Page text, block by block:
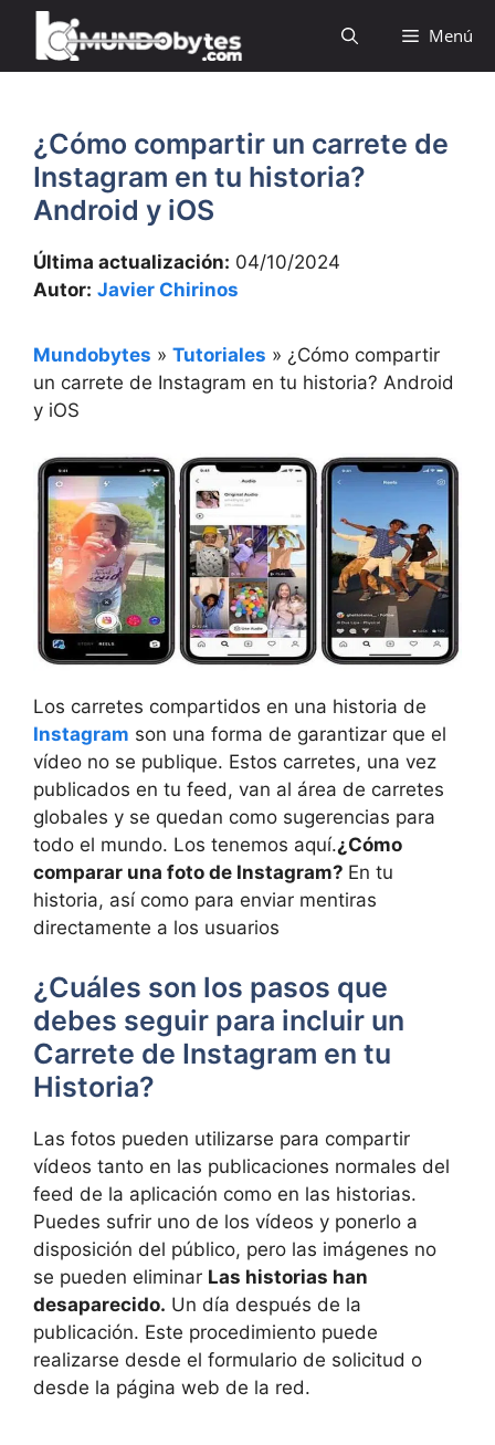
Saltar
contenido
Menú
¿Cómo compartir un carrete de
Instagram en tu historia?
Android y iOS
Última actualización: 04/10/2024
Autor: Javier Chirinos
Mundobytes » Tutoriales » ¿Cómo compartir
un carrete de Instagram en tu historia? Android
y iOS
Los carretes compartidos en una historia de
Instagram son una forma de garantizar que el
vídeo no se publique. Estos carretes, una vez
publicados en tu feed, van al área de carretes
globales y se quedan como sugerencias para
todo el mundo. Los tenemos aquí.¿Cómo
comparar una foto de Instagram? En tu
historia, así como para enviar mentiras
directamente a los usuarios
¿Cuáles son los pasos que
debes seguir para incluir un
Carrete de Instagram en tu
Historia?
Las fotos pueden utilizarse para compartir
vídeos tanto en las publicaciones normales del
feed de la aplicación como en las historias.
Puedes sufrir uno de los vídeos y ponerlo a
disposición del público, pero las imágenes no
se pueden eliminar Las historias han
desaparecido. Un día después de la
publicación. Este procedimiento puede
realizarse desde el formulario de solicitud o
desde la página web de la red.